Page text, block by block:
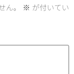
ん。 ※ が付いてい